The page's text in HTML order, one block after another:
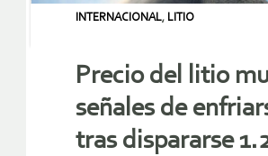
INTERNACIONAL, LITIO
Precio del litio
señales de
tras dispararse